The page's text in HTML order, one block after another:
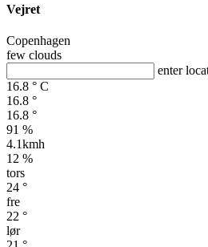
Vejret
Copenhagen
few clouds
enter
16.8 ° C
16.8 °
16.8 °
91 %
4.1kmh
12 %
tors
24 °
fre
22 °
lør